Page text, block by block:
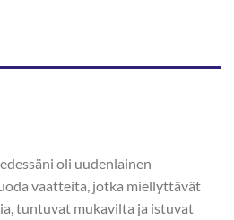
oli uudenlainen
vaatteita, jotka miellyttävät
tuntuvat mukavilta ja istuvat